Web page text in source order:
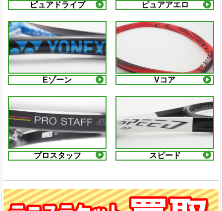
ピュアドライブ ピュアアエロ
Eゾーン Vコア
プロスタッフ スピード